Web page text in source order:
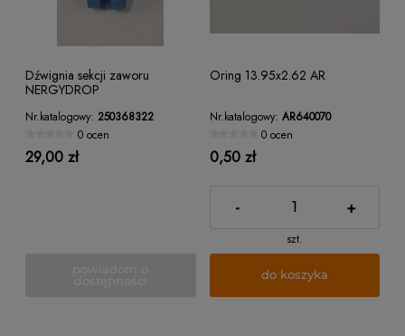
Dźwignia sekcji zaworu
NERGYDROP
Nr.katalogowy: 250368322
0 ocen
29,00 zł
Oring 13.95x2.62 AR
Nr.katalogowy: AR640070
0 ocen
0,50 zł
- +
szt.
do koszyka